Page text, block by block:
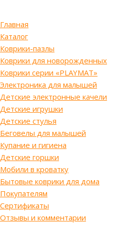
Главная
Каталог
Коврики-пазлы
Коврики для новорожденных
Коврики серии «PLAYMAT»
Электроника для малышей
Детские электронные качели
Детские игрушки
Детские стулья
Беговелы для малышей
Купание и гигиена
Детские горшки
Мобили в кроватку
Бытовые коврики для дома
Покупателям
Сертификаты
Отзывы и комментарии